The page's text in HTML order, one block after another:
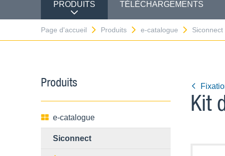
PRODUITS TÉLÉCHARGEMENTS
Page d'accueil Produits e-catalogue Siconnect
Produits
e-catalogue
Siconnect
Kit